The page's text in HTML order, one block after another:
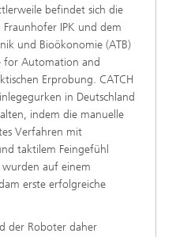
befindet sich die
IPK und dem
und Bioökonomie (ATB)
for Automation and
Erprobung. CATCH
in Deutschland
indem die manuelle
Verfahren mit
taktilem Feingefühl
auf einem
erste erfolgreiche
der Roboter daher